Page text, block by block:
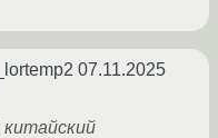
07.11.2025
китайский